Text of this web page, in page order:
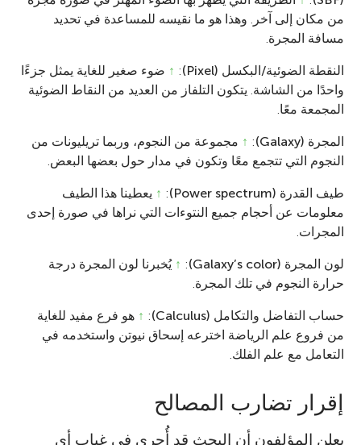
من مكان إلى آخر. وهذا هو ما نقيسه للمساعدة في تحديد
مسافة المجرة.
النقطة الضوئية/البكسل (Pixel) :
↑ ضوء صغير للغاية يمثل جزءًا
واحدًا من الشاشة. يتكون التلفاز من العديد من النقاط الضوئية
المجمعة معًا.
المجرة (Galaxy) :
↑ مجموعة من النجوم، وربما تريليونات من
النجوم التي تتجمع معًا وتكون في مدار حول بعضها البعض.
طيف القدرة (Power spectrum) :
↑ يعطينا هذا الطيف
معلومات عن أحجام جميع النتوءات التي نراها في صورة إحدى
المجرات.
لون المجرة (Galaxy’s color) :
↑ يُخبرنا لون المجرة درجة
حرارة النجوم في تلك المجرة.
حساب التفاضل والتكامل (Calculus) :
↑ هو فرع مفيد للغاية
من فروع علم الرياضة اخترعه إسحاق نيوتن واستخدمه في
التعامل مع علم الفلك.
إقرار تضارب المصالح
يعلن المؤلفون أن البحث قد أُجري في غياب أي